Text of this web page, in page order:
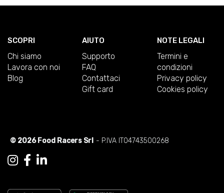
SCOPRI
Chi siamo
Lavora con noi
Blog
AIUTO
Supporto
FAQ
Contattaci
Gift card
NOTE LEGALI
Termini e
condizioni
Privacy policy
Cookies policy
© 2026 Food Racers Srl - P.IVA IT04743500268